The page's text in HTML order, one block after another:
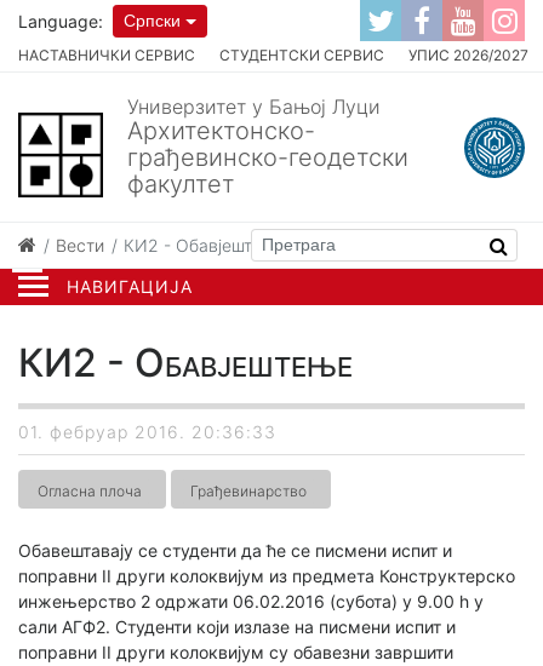
НАВИГАЦИЈА
НАСТАВНИЧКИ СЕРВИС СТУДЕНТСКИ СЕРВИС УПИС 2026/2027
Language: Српски
Универзитет у Бањој Луци
Архитектонско-
грађевинско-геодетски
факултет
Вести КИ2 - Обавјештење
КИ2 - Обавјештење
01. фебруар 2016. 20:36:33
Огласна плоча Грађевинарство
Обавештавају се студенти да ће се писмени испит и
поправни II други колоквијум из предмета Конструктерско
инжењерство 2 одржати 06.02.2016 (субота) у 9.00 h у
сали АГФ2. Студенти који излазе на писмени испит и
поправни II други колоквијум су обавезни завршити